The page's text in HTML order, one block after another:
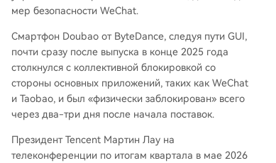
мер безопасности WeChat.
Смартфон Doubao от ByteDance, следуя пути GUI,
почти сразу после выпуска в конце 2025 года
столкнулся с коллективной блокировкой со
стороны основных приложений, таких как WeChat
и Taobao, и был «физически заблокирован» всего
через два-три дня после начала поставок.
Президент Tencent Мартин Лау на
телеконференции по итогам квартала в мае 2026